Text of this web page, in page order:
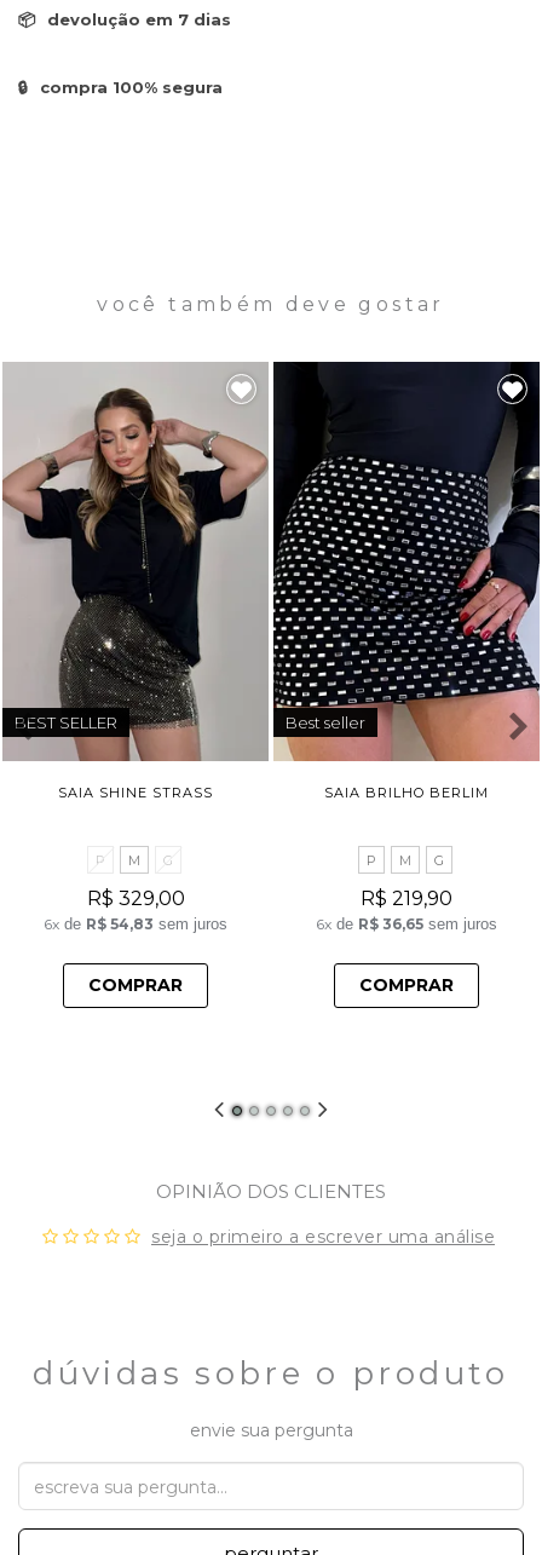
📦 devolução em 7 dias
🔒 compra 100% segura
você também deve gostar
BEST SELLER
SAIA SHINE STRASS
P M G
R$ 329,00
6x de R$ 54,83 sem juros
COMPRAR
Best seller
SAIA BRILHO BERLIM
P M G
R$ 219,90
6x de R$ 36,65 sem juros
COMPRAR
OPINIÃO DOS CLIENTES
seja o primeiro a escrever uma análise
dúvidas sobre o produto
envie sua pergunta